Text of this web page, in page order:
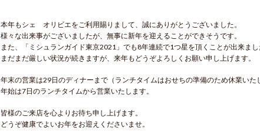
本年もシェ オリビエをご利用賜りまして、誠にありがとうございました。
様々な出来事がございましたが、無事に新年を迎えることができそうです。
また、「ミシュランガイド東京2021」でも8年連続で1つ星を頂くことが出来まし
まだまだ厳しい状況が続きますが、来年もどうぞよろしくお願い申し上げます。
年末の営業は29日のディナーまで（ランチタイムはおせちの準備のため休業いた
年始は7日のランチタイムから営業いたします。
皆様のご来店を心よりお待ち申し上げます。
どうぞ健康でよいお年をお迎えくださいませ。